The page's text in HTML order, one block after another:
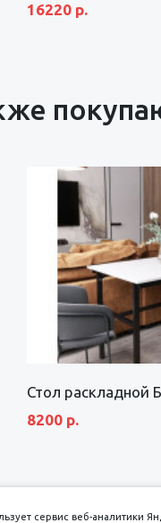
16220 р.
Стол раскладной
8200 р.
сервис веб-аналитики